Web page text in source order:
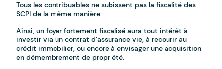
Tous les contribuables ne subissent pas la fiscalité des
SCPI de la même manière.
Ainsi, un foyer fortement fiscalisé aura tout intérêt à
investir via un contrat d’assurance vie, à recourir au
crédit immobilier, ou encore à envisager une acquisition
en démembrement de propriété.